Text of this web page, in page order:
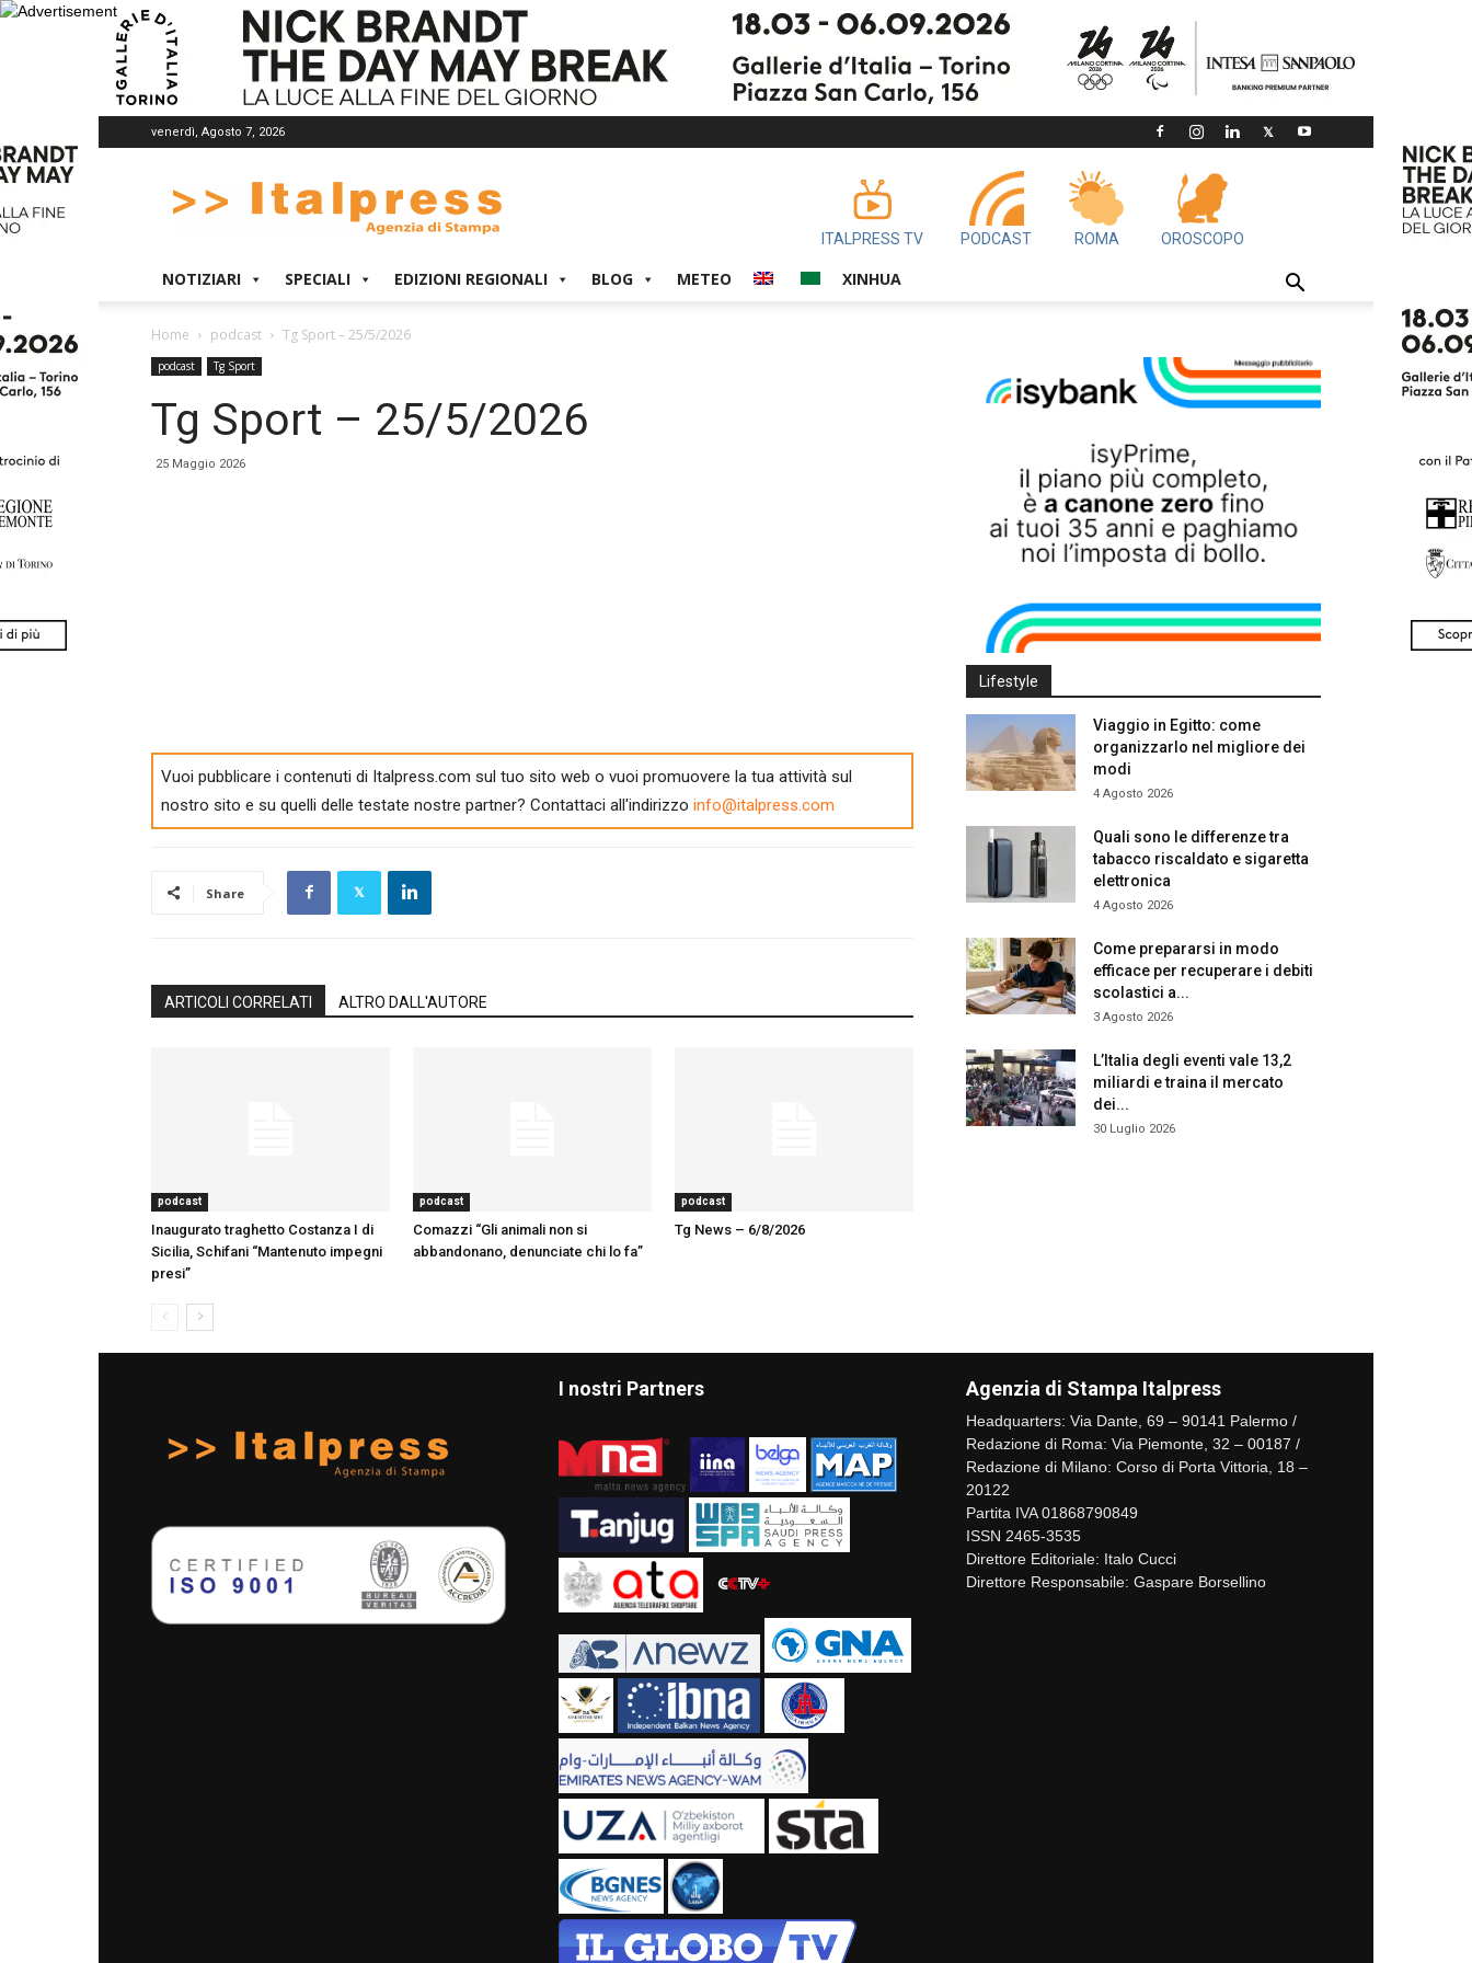
venerdì, Agosto 7, 2026
ITALPRESS TV PODCAST ROMA OROSCOPO
NOTIZIARI SPECIALI EDIZIONI REGIONALI BLOG METEO XINHUA
Home podcast Tg Sport – 25/5/2026
podcast Tg Sport
Tg Sport – 25/5/2026
25 Maggio 2026
Vuoi pubblicare i contenuti di Italpress.com sul tuo sito web o vuoi promuovere la tua attività sul
nostro sito e su quelli delle testate nostre partner? Contattaci all'indirizzo info@italpress.com
Share
ARTICOLI CORRELATI ALTRO DALL'AUTORE
podcast
Inaugurato traghetto Costanza I di
Sicilia, Schifani “Mantenuto impegni
presi”
podcast
Comazzi “Gli animali non si
abbandonano, denunciate chi lo fa”
podcast
Tg News – 6/8/2026
Lifestyle
Viaggio in Egitto: come
organizzarlo nel migliore dei
modi
4 Agosto 2026
Quali sono le differenze tra
tabacco riscaldato e sigaretta
elettronica
4 Agosto 2026
Come prepararsi in modo
efficace per recuperare i debiti
scolastici a...
3 Agosto 2026
L’Italia degli eventi vale 13,2
miliardi e traina il mercato
dei...
30 Luglio 2026
I nostri Partners Agenzia di Stampa Italpress
Headquarters: Via Dante, 69 – 90141 Palermo /
Redazione di Roma: Via Piemonte, 32 – 00187 /
Redazione di Milano: Corso di Porta Vittoria, 18 –
20122
Partita IVA 01868790849
ISSN 2465-3535
Direttore Editoriale: Italo Cucci
Direttore Responsabile: Gaspare Borsellino